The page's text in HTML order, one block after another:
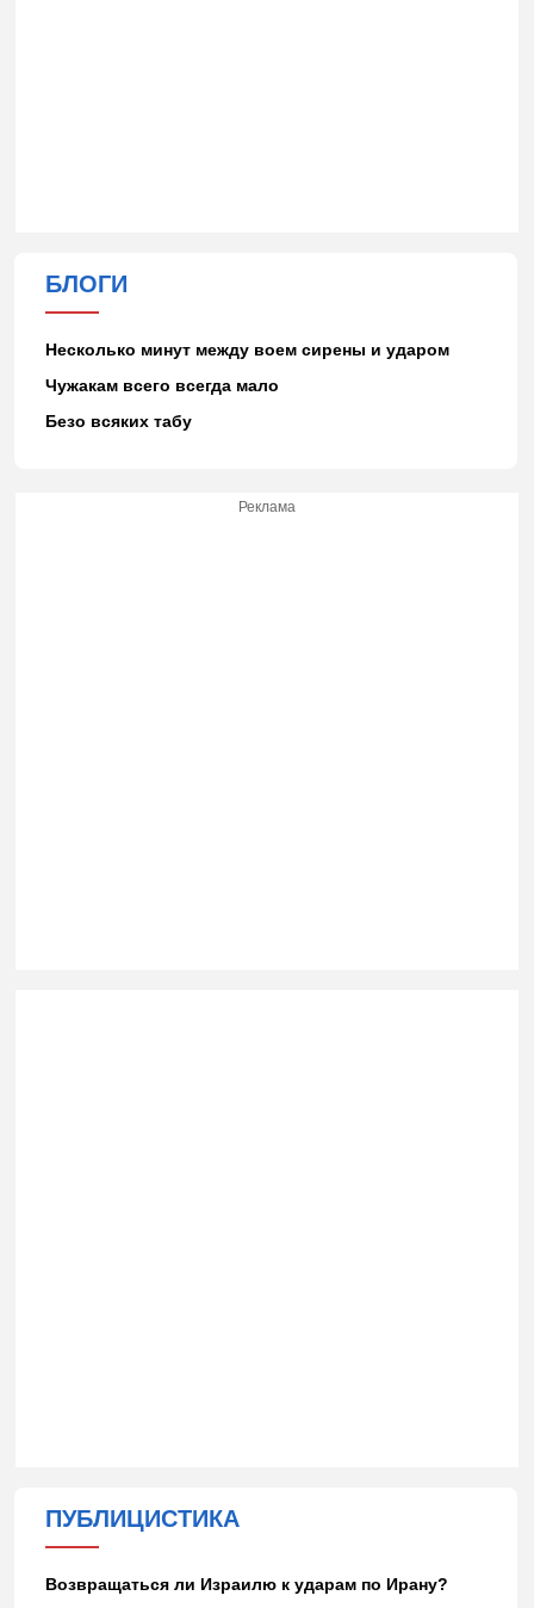
БЛОГИ
Несколько минут между воем сирены и ударом
Чужакам всего всегда мало
Безо всяких табу
Реклама
ПУБЛИЦИСТИКА
Возвращаться ли Израилю к ударам по Ирану?